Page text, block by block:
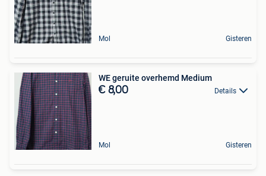
Mol Gisteren
WE geruite overhemd Medium
€ 8,00 Details
Mol Gisteren